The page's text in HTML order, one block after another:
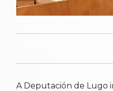
A Deputación de Lugo